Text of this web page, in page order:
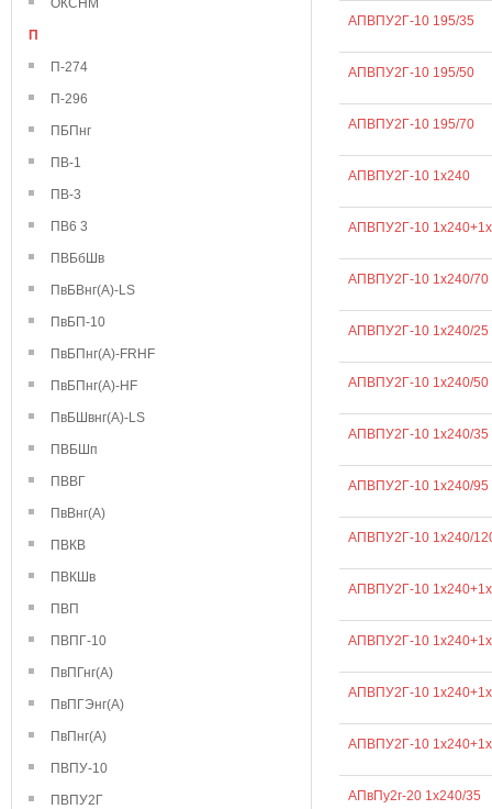
ОКСНМ
П
П-274
П-296
ПБПнг
ПВ-1
ПВ-3
ПВ6 3
ПВБбШв
ПвБВнг(А)-LS
ПвБП-10
ПвБПнг(А)-FRHF
ПвБПнг(А)-HF
ПвБШвнг(А)-LS
ПВБШп
ПВВГ
ПвВнг(А)
ПВКВ
ПВКШв
ПВП
ПВПГ-10
ПвПГнг(А)
ПвПГЭнг(А)
ПвПнг(А)
ПВПУ-10
ПВПУ2Г
АПВПУ2Г-10 195/35
АПВПУ2Г-10 195/50
АПВПУ2Г-10 195/70
АПВПУ2Г-10 1х240
АПВПУ2Г-10
АПВПУ2Г-10 1х240/70
АПВПУ2Г-10 1х240/25
АПВПУ2Г-10 1х240/50
АПВПУ2Г-10 1х240/35
АПВПУ2Г-10 1х240/95
АПВПУ2Г-10 1х240/
АПВПУ2Г-10
АПВПУ2Г-10
АПВПУ2Г-10
АПВПУ2Г-10
АПвПу2г-20 1х240/35